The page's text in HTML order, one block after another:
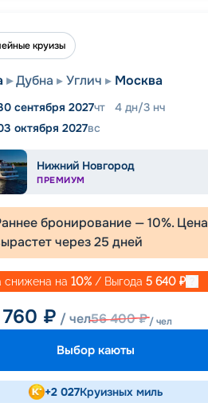
круизы
Дубна Углич Москва
сентября 2027чт 4 дн/3 нч
октября 2027вс
Нижний Новгород
ПРЕМИУМ
бронирование —10%. Цена
через25 дней
снижена на 10% / Выгода 5 640 ₽
₽ / чел56 400₽/ чел
Выбор каюты
+2 027Круизных миль